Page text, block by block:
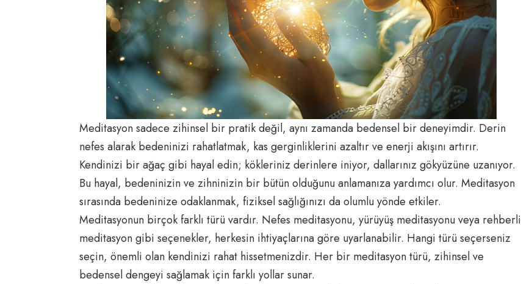
Meditasyon sadece zihinsel bir pratik değil, aynı zamanda bedensel bir deneyimdir. Derin
nefes alarak bedeninizi rahatlatmak, kas gerginliklerini azaltır ve enerji akışını artırır.
Kendinizi bir ağaç gibi hayal edin; kökleriniz derinlere iniyor, dallarınız gökyüzüne uzanıyor.
Bu hayal, bedeninizin ve zihninizin bir bütün olduğunu anlamanıza yardımcı olur. Meditasyon
sırasında bedeninize odaklanmak, fiziksel sağlığınızı da olumlu yönde etkiler.
Meditasyonun birçok farklı türü vardır. Nefes meditasyonu, yürüyüş meditasyonu veya rehberli
meditasyon gibi seçenekler, herkesin ihtiyaçlarına göre uyarlanabilir. Hangi türü seçerseniz
seçin, önemli olan kendinizi rahat hissetmenizdir. Her bir meditasyon türü, zihinsel ve
bedensel dengeyi sağlamak için farklı yollar sunar.